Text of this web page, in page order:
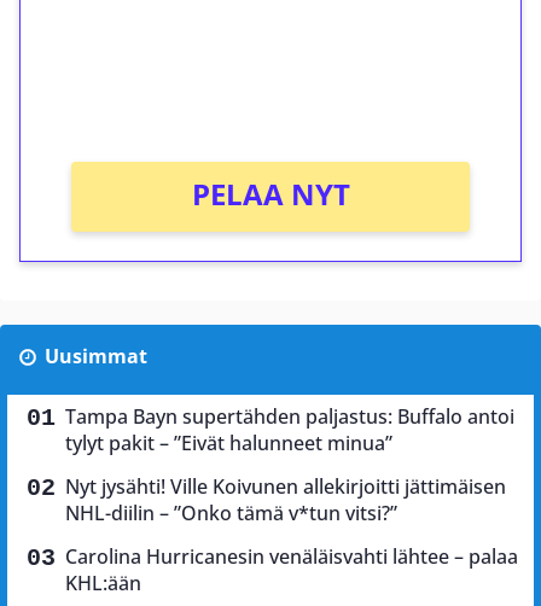
PELAA NYT
Uusimmat
Tampa Bayn supertähden paljastus: Buffalo antoi
tylyt pakit – ”Eivät halunneet minua”
Nyt jysähti! Ville Koivunen allekirjoitti jättimäisen
NHL-diilin – ”Onko tämä v*tun vitsi?”
Carolina Hurricanesin venäläisvahti lähtee – palaa
KHL:ään